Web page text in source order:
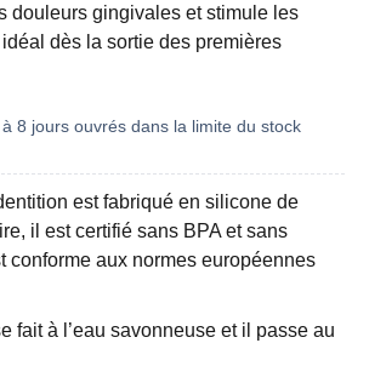
douleurs gingivales et stimule les
dès la sortie des premières
8 jours ouvrés dans la limite du stock
est fabriqué en silicone de
il est certifié sans BPA et sans
conforme aux normes européennes
fait à l’eau savonneuse et il passe au